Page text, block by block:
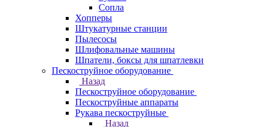
Сопла
Хопперы
Штукатурные станции
Пылесосы
Шлифовальные машины
Шпатели, боксы для шпатлевки
Пескоструйное оборудование
Назад
Пескоструйное оборудование
Пескоструйные аппараты
Рукава пескоструйные
Назад